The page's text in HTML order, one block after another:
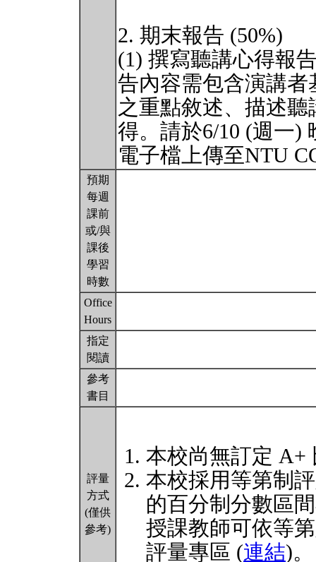
2. 期末報告 (50%)
(1) 撰寫聽講心得報
告內容需包含演講
之重點敘述、描述
得。請於6/10 (週一)
電子檔上傳至NTU
預期
每週
課前
或/與
課後
學習
時數
Office
Hours
指定
閱讀
參考
書目
評量
方式
(僅供
參考)
本校尚無訂定 A+
本校採用等第制
的百分制分數區
授課教師可依等
評量專區 (連結)。